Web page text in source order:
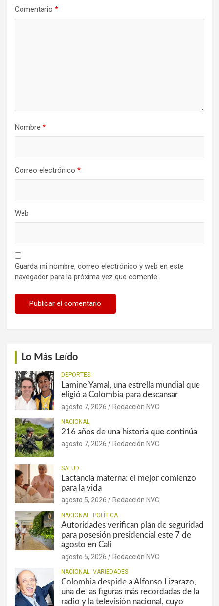
Comentario *
Nombre *
Correo electrónico *
Web
Guarda mi nombre, correo electrónico y web en este
navegador para la próxima vez que comente.
Lo Más Leído
DEPORTES
Lamine Yamal, una estrella mundial que
eligió a Colombia para descansar
agosto 7, 2026 Redacción NVC
NACIONAL
216 años de una historia que continúa
agosto 7, 2026 Redacción NVC
SALUD
Lactancia materna: el mejor comienzo
para la vida
agosto 5, 2026 Redacción NVC
NACIONAL POLÍTICA
Autoridades verifican plan de seguridad
para posesión presidencial este 7 de
agosto en Cali
agosto 5, 2026 Redacción NVC
NACIONAL VARIEDADES
Colombia despide a Alfonso Lizarazo,
una de las figuras más recordadas de la
radio y la televisión nacional, cuyo